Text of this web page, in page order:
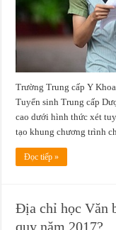
Trường Trung cấp Y
Tuyển sinh Trung cấp
cao dưới hình thức xét
tạo khung chương trình
Đọc tiếp »
Địa chỉ học Văn
quy năm 2017?